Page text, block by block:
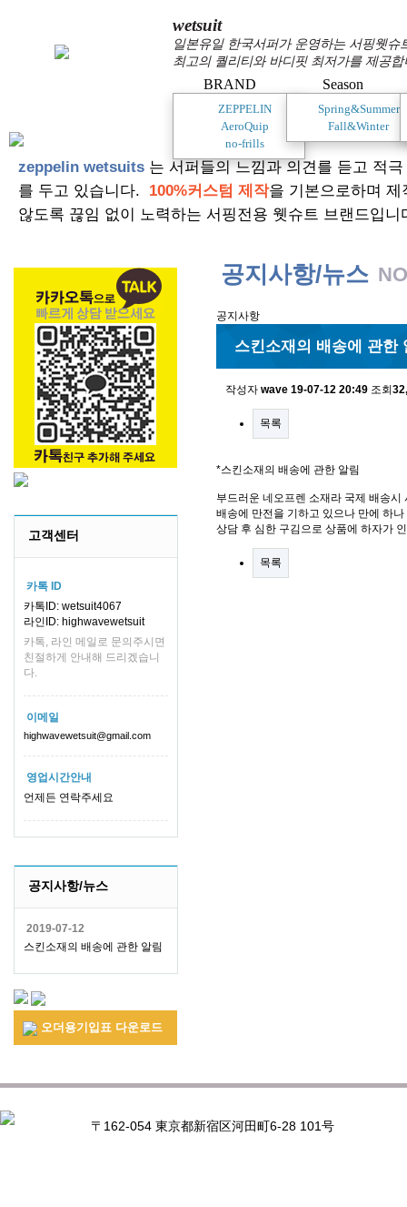
wetsuit
일본유일 한국서퍼가 운영하는 서핑웻
최고의 퀄리티와 바디핏 최저가를 제공합
BRAND
ZEPPELIN
AeroQuip
no-frills
Season
Spring&Summer
Fall&Winter
zeppelin wetsuits 는 서퍼들의 느낌과 의견를 듣고 적
를 두고 있습니다. 100%커스텀 제작을 기본으로하며
않도록 끊임 없이 노력하는 서핑전용 웻슈트 브랜드입니
고객센터
카톡 ID
카톡ID: wetsuit4067
라인ID: highwavewetsuit
카톡, 라인 메일로 문의주시면
친절하게 안내해 드리겠습니
다.
이메일
highwavewetsuit@gmail.com
영업시간안내
언제든 연락주세요
공지사항/뉴스
2019-07-12
스킨소재의 배송에 관한 알림
오더용기입표 다운로드
공지사항/뉴스
공지사항
스킨소재의 배송에 관한
작성자 wave 19-07-12 20:49 조회
목록
*스킨소재의 배송에 관한 알림
부드러운 네오프렌 소재라 국제 배송
배송에 만전을 기하고 있으나 만에 하
상담 후 심한 구김으로 상품에 하자가
목록
〒162-054 東京都新宿区河田町6-28 101号